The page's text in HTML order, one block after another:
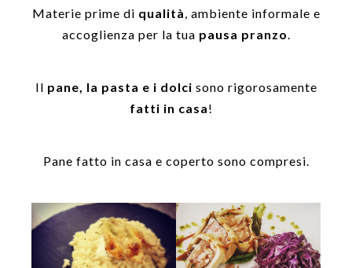
Materie prime di qualità, ambiente informale e
accoglienza per la tua pausa pranzo.
Il pane, la pasta e i dolci sono rigorosamente
fatti in casa!
Pane fatto in casa e coperto sono compresi.